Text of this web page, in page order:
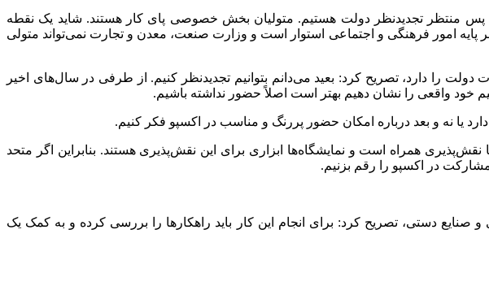
پس منتظر تجدیدنظر دولت هستیم. متولیان بخش خصوصی پای کار هستند. شاید یک نقطه
بر پایه امور فرهنگی و اجتماعی استوار است و وزارت صنعت، معدن و تجارت نمی‌تواند متولی
را دارد، تصریح کرد: بعید می‌دانم بتوانیم تجدیدنظر کنیم. از طرفی در سال‌های اخیر
خود واقعی را نشان دهیم بهتر است اصلاً حضور نداشته باشیم.
یا نه و بعد درباره امکان حضور پررنگ و مناسب در اکسپو فکر کنیم.
همراه است و نمایشگاه‌ها ابزاری برای این نقش‌پذیری هستند. بنابراین اگر متحد
مشارکت در اکسپو را رقم بزنیم.
دستی، تصریح کرد: برای انجام این کار باید راهکارها را بررسی کرده و به کمک یک